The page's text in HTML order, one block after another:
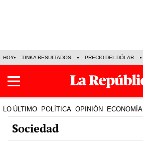
HOY TINKA RESULTADOS PRECIO DEL DÓLAR
LO ÚLTIMO POLÍTICA OPINIÓN ECONOMÍA
Sociedad